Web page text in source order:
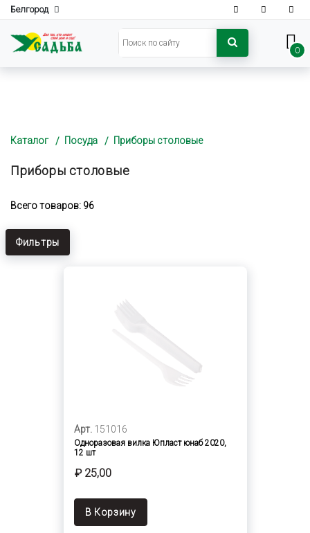
Белгород
0
Каталог Посуда Приборы столовые
Приборы столовые
Всего товаров: 96
Фильтры
Арт. 151016
Одноразовая вилка Юпласт юнаб 2020,
12 шт
₽ 25,00
В Корзину